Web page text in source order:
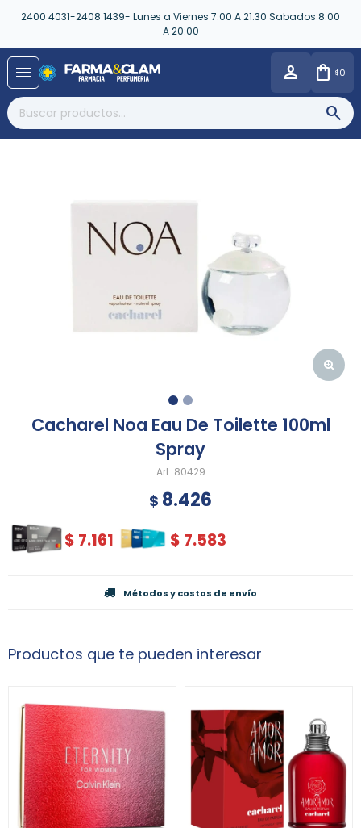
2400 4031-2408 1439- Lunes a Viernes 7:00 A 21:30 Sabados 8:00
A 20:00
menu $0
Cacharel Noa Eau De Toilette 100ml
Spray
80429
$ 8.426
$ 7.161 $ 7.583
Métodos y costos de envío
Productos que te pueden interesar